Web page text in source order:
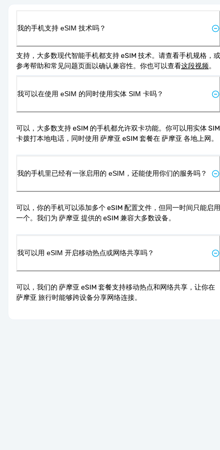
我的手机支持 eSIM 技术吗？
支持，大多数现代智能手机都支持 eSIM 技术。请查看手机规格，或
参考帮助和常见问题页面以确认兼容性。你也可以查看这段视频。
我可以在使用 eSIM 的同时使用实体 SIM 卡吗？
可以，大多数支持 eSIM 的手机都允许双卡功能。你可以用实体 SIM
卡拨打本地电话，同时使用 萨摩亚 eSIM 套餐在 萨摩亚 各地上网。
我的手机里已经有一张启用的 eSIM，还能使用你们的服务吗？
可以，你的手机可以添加多个 eSIM 配置文件，但同一时间只能启用
一个。我们为 萨摩亚 提供的 eSIM 兼容大多数设备。
我可以用 eSIM 开启移动热点或网络共享吗？
可以，我们的 萨摩亚 eSIM 套餐支持移动热点和网络共享，让你在
萨摩亚 旅行时能够跨设备分享网络连接。